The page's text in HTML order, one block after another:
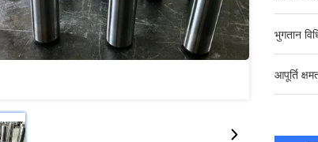
भुगतान
आपूर्ति